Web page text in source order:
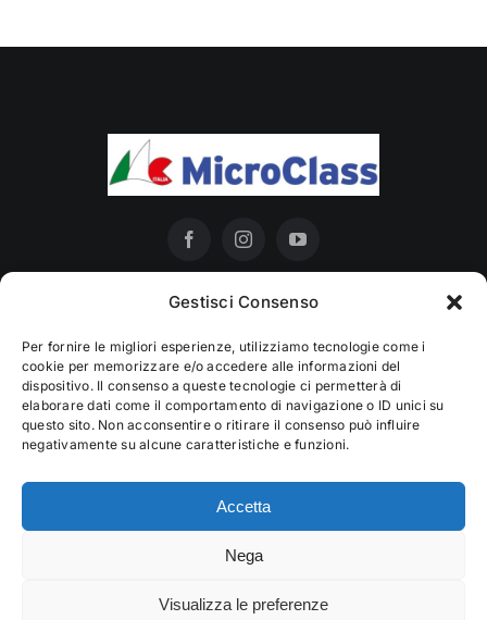
Gestisci Consenso
Per fornire le migliori esperienze, utilizziamo tecnologie come i
cookie per memorizzare e/o accedere alle informazioni del
dispositivo. Il consenso a queste tecnologie ci permetterà di
elaborare dati come il comportamento di navigazione o ID unici su
questo sito. Non acconsentire o ritirare il consenso può influire
negativamente su alcune caratteristiche e funzioni.
Accetta
Nega
Visualizza le preferenze
Policy Privacy
Cookie Policy (UE)
© 2012 - 2026 • Associazione Microclass ASD P.IVA
Developed byAr.Ma. Informatica snc